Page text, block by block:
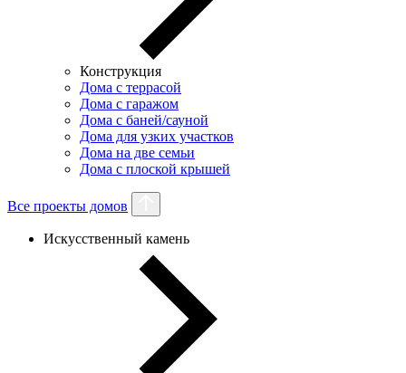
Конструкция
Дома с террасой
Дома с гаражом
Дома с баней/сауной
Дома для узких участков
Дома на две семьи
Дома с плоской крышей
Все проекты домов
Искусственный камень